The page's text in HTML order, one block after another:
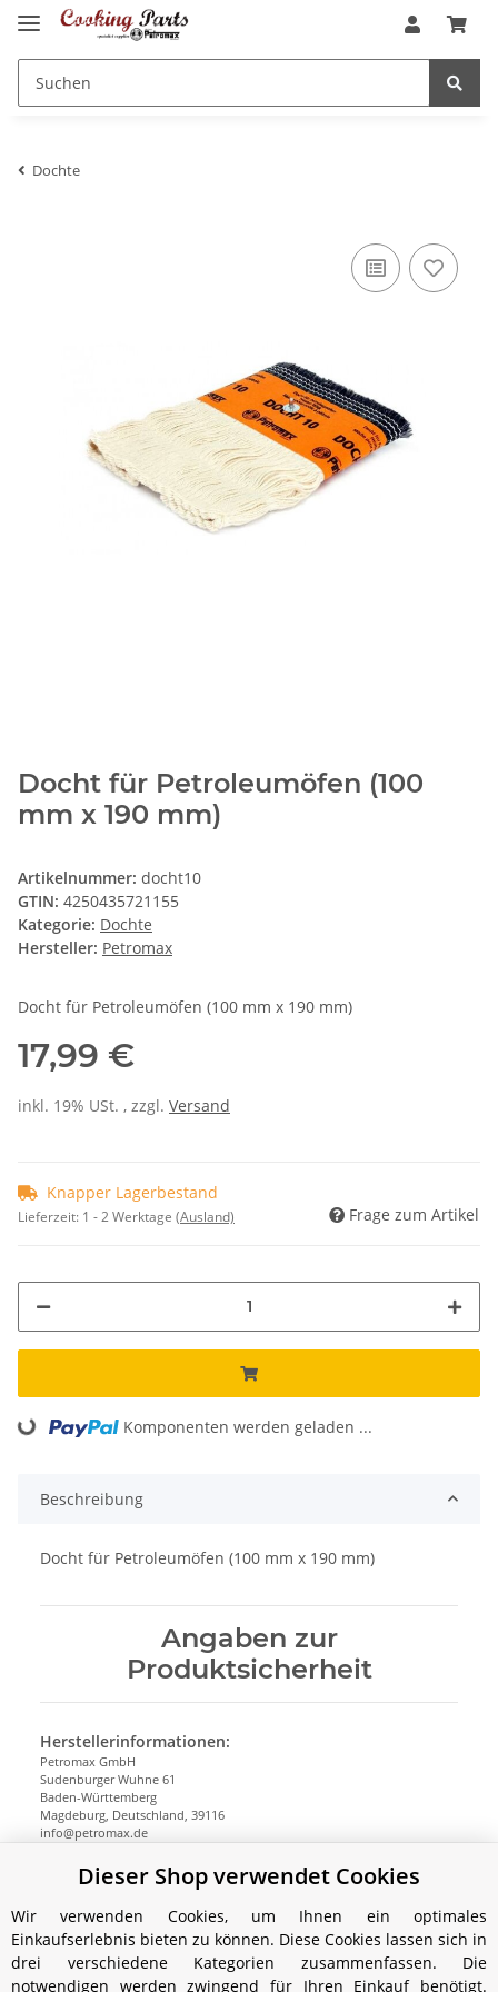
Dochte
Docht für Petroleumöfen (100
mm x 190 mm)
Artikelnummer: docht10
GTIN: 4250435721155
Kategorie: Dochte
Hersteller: Petromax
Docht für Petroleumöfen (100 mm x 190 mm)
17,99 €
inkl. 19% USt. , zzgl. Versand
Knapper Lagerbestand
Lieferzeit: 1 - 2 Werktage (Ausland) Frage zum Artikel
Loading... Komponenten werden geladen ...
Beschreibung
Docht für Petroleumöfen (100 mm x 190 mm)
Angaben zur
Produktsicherheit
Herstellerinformationen:
Petromax GmbH
Sudenburger Wuhne 61
Baden-Württemberg
Magdeburg, Deutschland, 39116
info@petromax.de
Dieser Shop verwendet Cookies
Wir verwenden Cookies, um Ihnen ein optimales
Einkaufserlebnis bieten zu können. Diese Cookies lassen sich in
drei verschiedene Kategorien zusammenfassen. Die
notwendigen werden zwingend für Ihren Einkauf benötigt.